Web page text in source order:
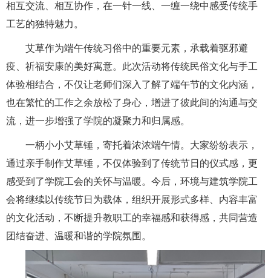
相互交流、相互协作，在一针一线、一缠一绕中感受传统手
工艺的独特魅力。
艾草作为端午传统习俗中的重要元素，承载着驱邪避
疫、祈福安康的美好寓意。此次活动将传统民俗文化与手工
体验相结合，不仅让老师们深入了解了端午节的文化内涵，
也在繁忙的工作之余放松了身心，增进了彼此间的沟通与交
流，进一步增强了学院的凝聚力和归属感。
一柄小小艾草锤，寄托着浓浓端午情。大家纷纷表示，
通过亲手制作艾草锤，不仅体验到了传统节日的仪式感，更
感受到了学院工会的关怀与温暖。今后，环境与建筑学院工
会将继续以传统节日为载体，组织开展形式多样、内容丰富
的文化活动，不断提升教职工的幸福感和获得感，共同营造
团结奋进、温暖和谐的学院氛围。